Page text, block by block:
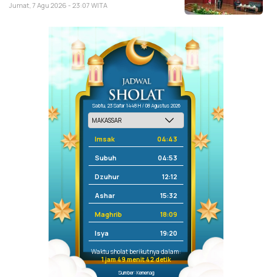
Jumat, 7 Agu 2026 - 23:07 WITA
Sabtu, 23 Safar 1448 H / 08 Agustus 2026
Imsak 04:43
Subuh 04:53
Dzuhur 12:12
Ashar 15:32
Maghrib 18:09
Isya 19:20
Waktu sholat berikutnya dalam:
1 jam 49 menit 42 detik
Sumber: Kemenag